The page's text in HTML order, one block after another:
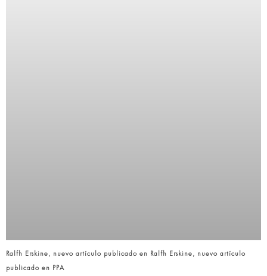
Ralfh Erskine, nuevo artículo publicado en Ralfh Erskine, nuevo artículo
publicado en PPA